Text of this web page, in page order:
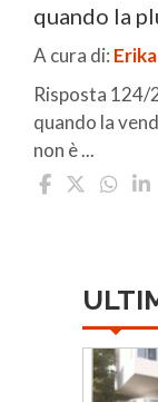
quando la
A cura di:
Risposta 124/
quando la
non è ...